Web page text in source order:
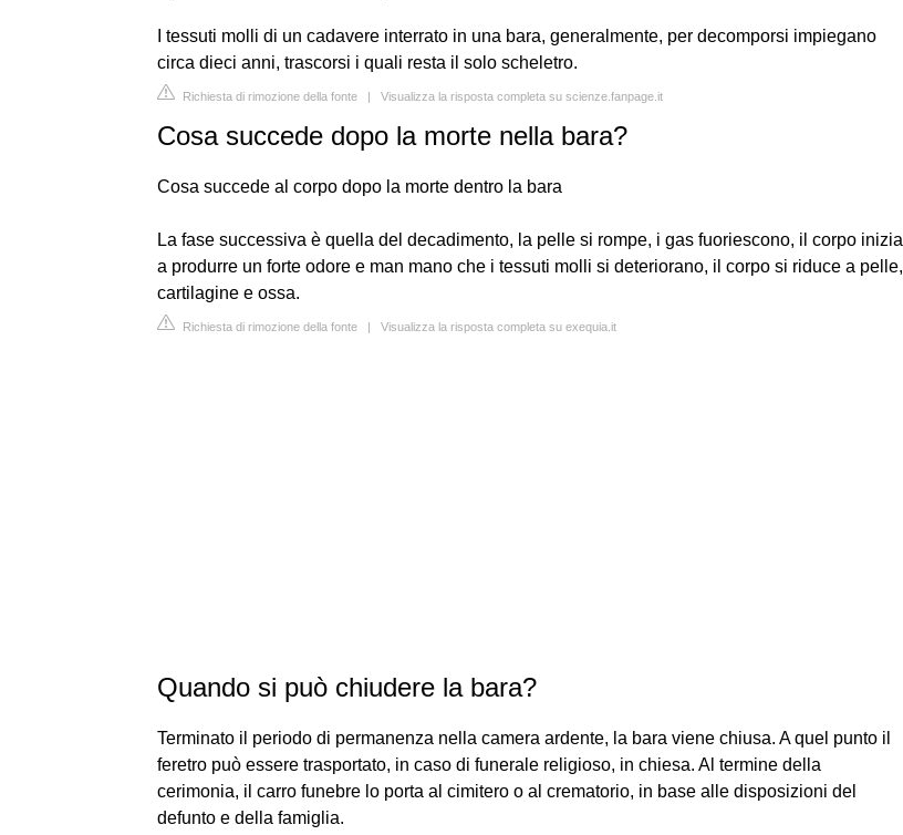
I tessuti molli di un cadavere interrato in una bara, generalmente, per decomporsi impiegano
circa dieci anni, trascorsi i quali resta il solo scheletro.
Richiesta di rimozione della fonte | Visualizza la risposta completa su scienze.fanpage.it
Cosa succede dopo la morte nella bara?
Cosa succede al corpo dopo la morte dentro la bara
La fase successiva è quella del decadimento, la pelle si rompe, i gas fuoriescono, il corpo inizia
a produrre un forte odore e man mano che i tessuti molli si deteriorano, il corpo si riduce a pelle,
cartilagine e ossa.
Richiesta di rimozione della fonte | Visualizza la risposta completa su exequia.it
Quando si può chiudere la bara?
Terminato il periodo di permanenza nella camera ardente, la bara viene chiusa. A quel punto il
feretro può essere trasportato, in caso di funerale religioso, in chiesa. Al termine della
cerimonia, il carro funebre lo porta al cimitero o al crematorio, in base alle disposizioni del
defunto e della famiglia.